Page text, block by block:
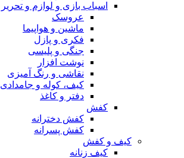
اسباب بازی و لوازم و تحریر
عروسک
ماشین و هواپیما
فکری و پازل
جنگی و پلیسی
نوشت افزار
نقاشی و رنگ آمیزی
کیف، کوله و جامدادی
دفتر و کاغذ
کفش
کفش دخترانه
کفش پسرانه
کیف و کفش
کیف زنانه